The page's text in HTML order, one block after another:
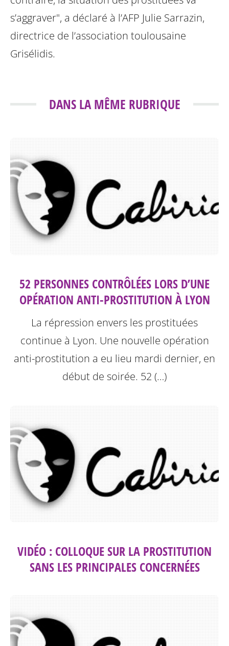
s’aggraver", a déclaré à l’AFP Julie Sarrazin,
directrice de l’association toulousaine
Grisélidis.
DANS LA MÊME RUBRIQUE
52 PERSONNES CONTRÔLÉES LORS D’UNE
OPÉRATION ANTI-PROSTITUTION À LYON
La répression envers les prostituées
continue à Lyon. Une nouvelle opération
anti-prostitution a eu lieu mardi dernier, en
début de soirée. 52 (…)
VIDÉO : COLLOQUE SUR LA PROSTITUTION
SANS LES PRINCIPALES CONCERNÉES